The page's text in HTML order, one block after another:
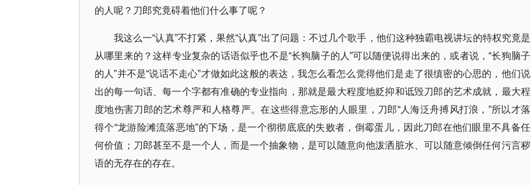
的人呢？刀郎究竟碍着他们什么事了呢？
我这么一“认真”不打紧，果然“认真”出了问题：不过几个歌手，他们这种独霸电视讲坛的特权究竟是
从哪里来的？这样专业复杂的话语似乎也不是“长狗脑子的人”可以随便说得出来的，或者说，“长狗脑子
的人”并不是“说话不走心”才做如此这般的表达，我怎么看怎么觉得他们是走了很缜密的心思的，他们说
出的每一句话、每一个字都有准确的专业指向，那就是最大程度地贬抑和诋毁刀郎的艺术成就，最大程
度地伤害刀郎的艺术尊严和人格尊严。在这些得意忘形的人眼里，刀郎“人海泛舟搏风打浪，”所以才落
得个“龙游险滩流落恶地”的下场，是一个彻彻底底的失败者，倒霉蛋儿，因此刀郎在他们眼里不具备任
何价值；刀郎甚至不是一个人，而是一个抽象物，是可以随意向他泼洒脏水、可以随意倾倒任何污言秽
语的无存在的存在。